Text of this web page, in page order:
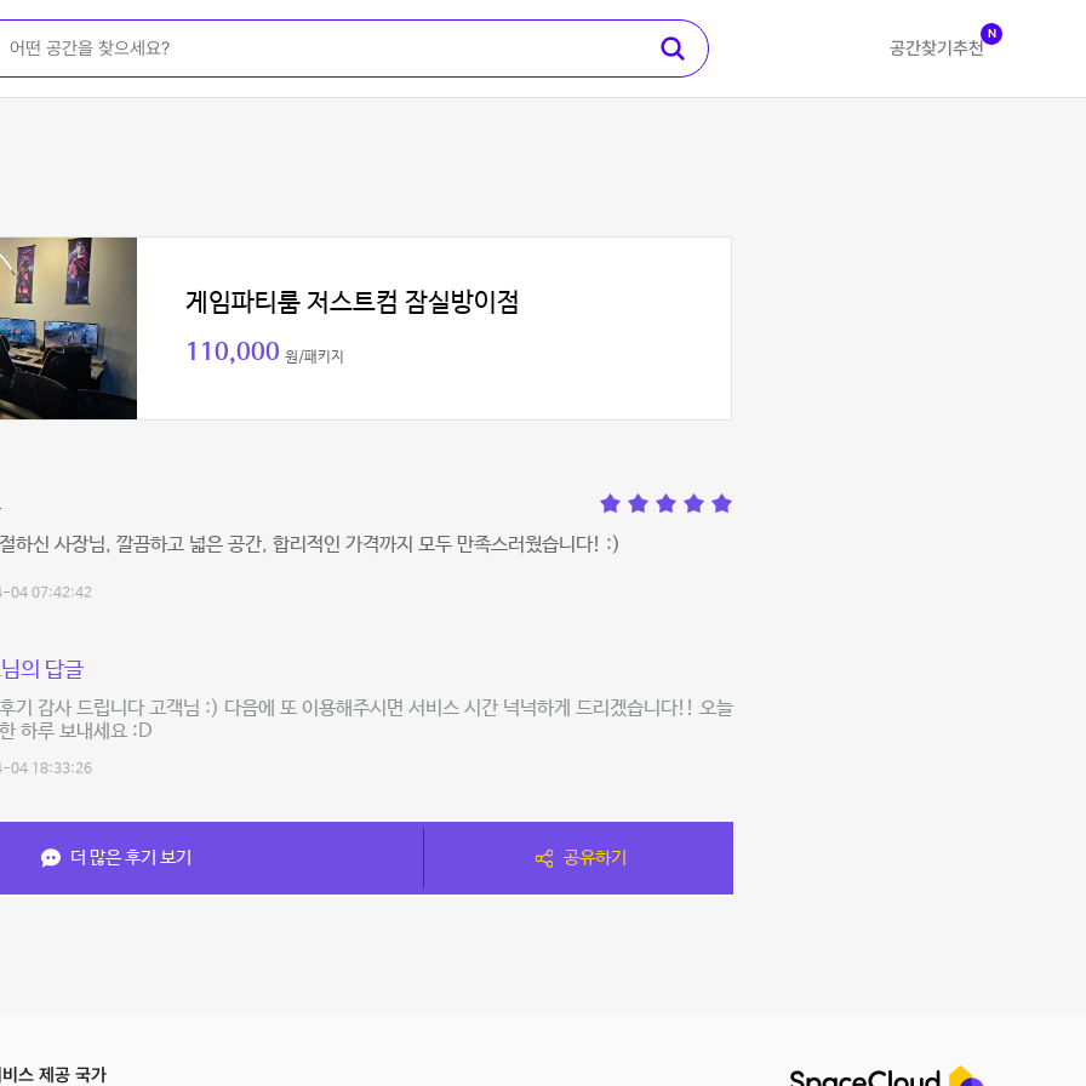
공간찾기 추천
N
게임파티룸 저스트컴 잠실방이점
110,000 원/패키지
하신 사장님, 깔끔하고 넓은 공간, 합리적인 가격까지 모두 만족스러웠습니다! :)
04 07:42:42
의 답글
기 감사 드립니다 고객님 :) 다음에 또 이용해주시면 서비스 시간 넉넉하게 드리겠습니다!! 오늘
하루 보내세요 :D
04 18:33:26
더 많은 후기 보기 공유하기
스 제공 국가